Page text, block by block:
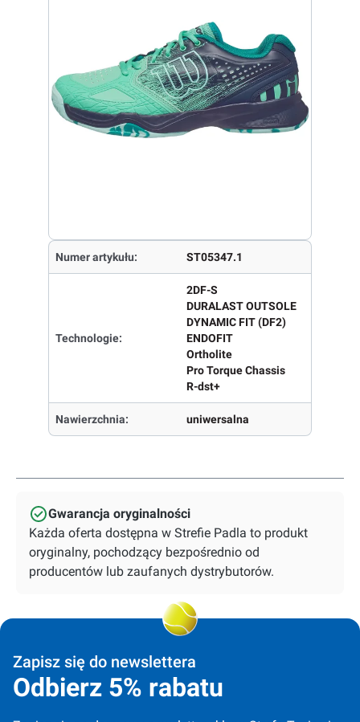
Numer artykułu: ST05347.1
Technologie:
2DF-S
DURALAST OUTSOLE
DYNAMIC FIT (DF2)
ENDOFIT
Ortholite
Pro Torque Chassis
R-dst+
Nawierzchnia: uniwersalna
Gwarancja oryginalności
Każda oferta dostępna w Strefie Padla to produkt
oryginalny, pochodzący bezpośrednio od
producentów lub zaufanych dystrybutorów.
Zapisz się do newslettera
Odbierz 5% rabatu